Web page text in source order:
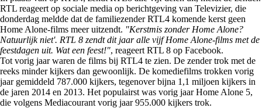
RTL reageert op sociale media op berichtgeving van Televizier, die
donderdag meldde dat de familiezender RTL4 komende kerst geen
Home Alone-films meer uitzendt. "Kerstmis zonder Home Alone?
Natuurlijk niet'. RTL 8 zendt dit jaar alle vijf Home Alone-films met de
feestdagen uit. Wat een feest!", reageert RTL 8 op Facebook.
Tot vorig jaar waren de films bij RTL4 te zien. De zender trok met de
reeks minder kijkers dan gewoonlijk. De komediefilms trokken vorig
jaar gemiddeld 787.000 kijkers, tegenover bijna 1,1 miljoen kijkers in
de jaren 2014 en 2013. Het populairst was vorig jaar Home Alone 5,
die volgens Mediacourant vorig jaar 955.000 kijkers trok.